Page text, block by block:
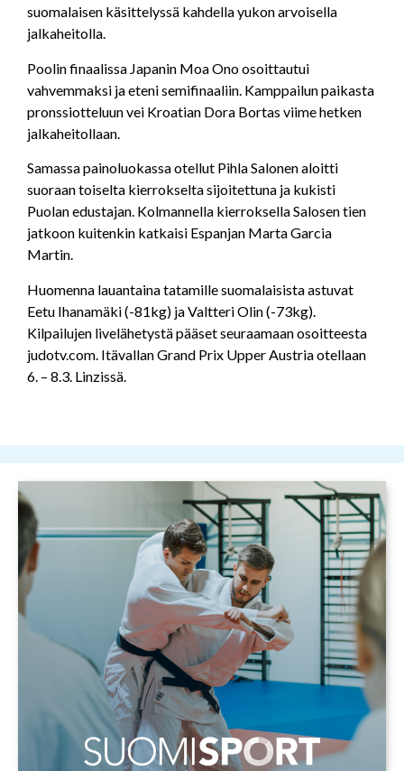
suomalaisen käsittelyssä kahdella yukon arvoisella
jalkaheitolla.
Poolin finaalissa Japanin Moa Ono osoittautui
vahvemmaksi ja eteni semifinaaliin. Kamppailun paikasta
pronssiotteluun vei Kroatian Dora Bortas viime hetken
jalkaheitollaan.
Samassa painoluokassa otellut Pihla Salonen aloitti
suoraan toiselta kierrokselta sijoitettuna ja kukisti
Puolan edustajan. Kolmannella kierroksella Salosen tien
jatkoon kuitenkin katkaisi Espanjan Marta Garcia
Martin.
Huomenna lauantaina tatamille suomalaisista astuvat
Eetu Ihanamäki (-81kg) ja Valtteri Olin (-73kg).
Kilpailujen livelähetystä pääset seuraamaan osoitteesta
judotv.com. Itävallan Grand Prix Upper Austria otellaan
6. – 8.3. Linzissä.